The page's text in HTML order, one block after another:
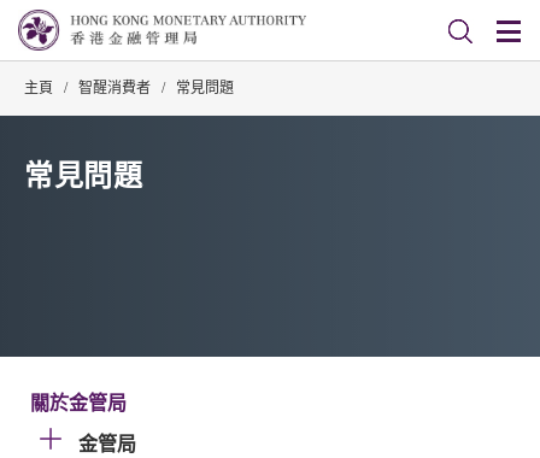
主頁 / 智醒消費者 / 常見問題
常見問題
關於金管局
金管局